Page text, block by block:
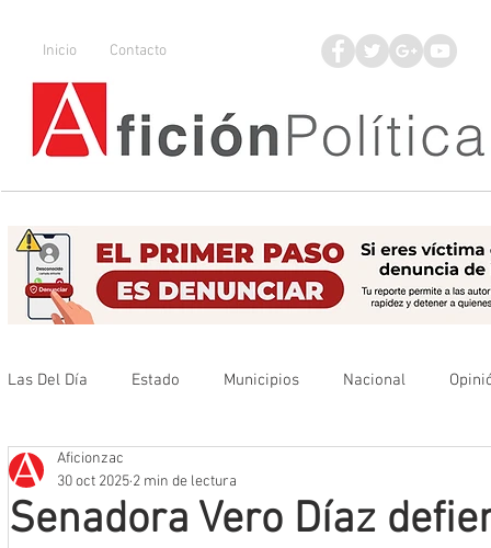
Inicio Contacto
Las Del Día Estado Municipios Nacional
Que no se olvide
Senadora Vero Díaz
Aficionzac
30 oct 2025 2 min de lectura